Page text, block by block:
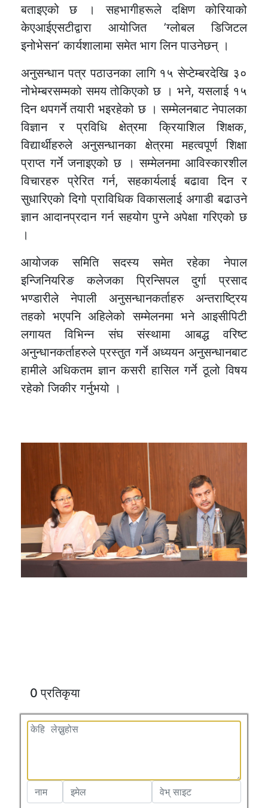
बताइएको छ । सहभागीहरूले दक्षिण कोरियाको
केएआईएसटीद्वारा आयोजित ’ग्लोबल डिजिटल
इनोभेसन’ कार्यशालामा समेत भाग लिन पाउनेछन् ।
अनुसन्धान पत्र पठाउनका लागि १५ सेप्टेम्बरदेखि ३०
नोभेम्बरसम्मको समय तोकिएको छ । भने, यसलाई १५
दिन थपगर्ने तयारी भइरहेको छ । सम्मेलनबाट नेपालका
विज्ञान र प्रविधि क्षेत्रमा क्रियाशिल शिक्षक,
विद्यार्थीहरुले अनुसन्धानका क्षेत्रमा महत्वपूर्ण शिक्षा
प्राप्त गर्ने जनाइएको छ । सम्मेलनमा आविस्कारशील
विचारहरु प्रेरित गर्न, सहकार्यलाई बढावा दिन र
सुधारिएको दिगो प्राविधिक विकासलाई अगाडी बढाउने
ज्ञान आदानप्रदान गर्न सहयोग पुग्ने अपेक्षा गरिएको छ
।
आयोजक समिति सदस्य समेत रहेका नेपाल
इन्जिनियरिङ कलेजका प्रिन्सिपल दुर्गा प्रसाद
भण्डारीले नेपाली अनुसन्धानकर्ताहरु अन्तराष्ट्रिय
तहको भएपनि अहिलेको सम्मेलनमा भने आइसीपिटी
लगायत विभिन्न संघ संस्थामा आबद्ध वरिष्ट
अनुन्धानकर्ताहरुले प्रस्तुत गर्ने अध्ययन अनुसन्धानबाट
हामीले अधिकतम ज्ञान कसरी हासिल गर्ने ठूलो विषय
रहेको जिकीर गर्नुभयो ।
0 प्रतिकृया